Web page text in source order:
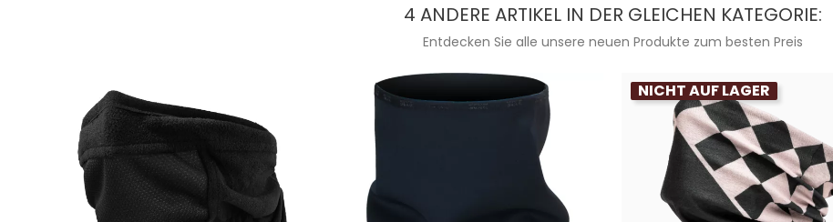
4 ANDERE ARTIKEL IN DER GLEICHEN KATEGORIE:
Entdecken Sie alle unsere neuen Produkte zum besten Preis
NICHT AUF LAGER